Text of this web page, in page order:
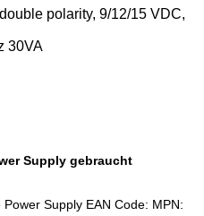
polarity, 9/12/15 VDC,
30VA
Supply gebraucht
Supply EAN Code: MPN: